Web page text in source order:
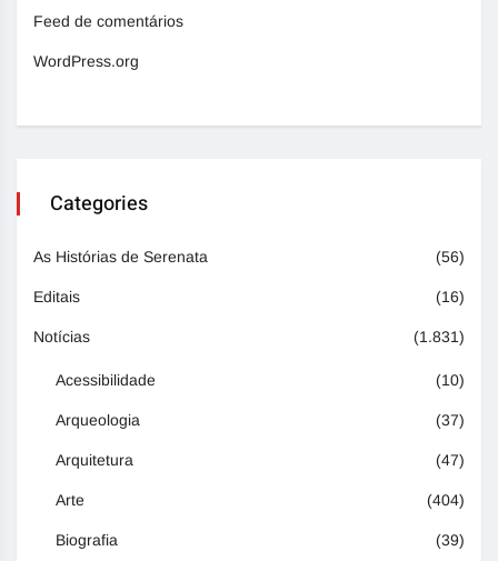
Feed de comentários
WordPress.org
Categories
As Histórias de Serenata (56)
Editais (16)
Notícias (1.831)
Acessibilidade (10)
Arqueologia (37)
Arquitetura (47)
Arte (404)
Biografia (39)